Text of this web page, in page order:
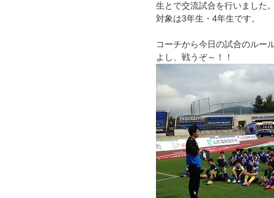
生とで交流試合を行いました
対象は3年生・4年生です。
コーチから今日の試合のルー
よし、戦うぞ～！！